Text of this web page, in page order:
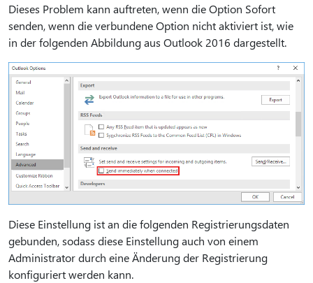
Dieses Problem kann auftreten, wenn die Option Sofort
senden, wenn die verbundene Option nicht aktiviert ist, wie
in der folgenden Abbildung aus Outlook 2016 dargestellt.
Diese Einstellung ist an die folgenden Registrierungsdaten
gebunden, sodass diese Einstellung auch von einem
Administrator durch eine Änderung der Registrierung
konfiguriert werden kann.